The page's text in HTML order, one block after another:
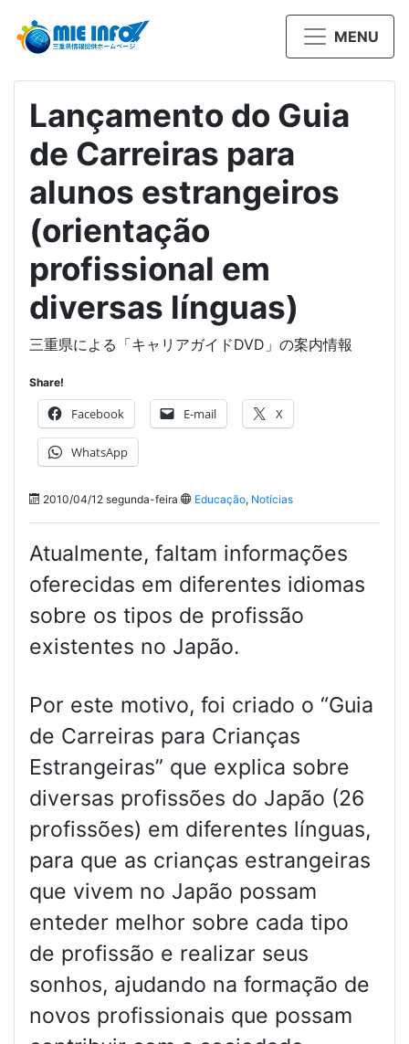
MENU
Lançamento do Guia
de Carreiras para
alunos estrangeiros
(orientação
profissional em
diversas línguas)
三重県による「キャリアガイドDVD」の案内情報
Share!
Facebook E-mail X
WhatsApp
2010/04/12 segunda-feira Educação, Notícias
Atualmente, faltam informações
oferecidas em diferentes idiomas
sobre os tipos de profissão
existentes no Japão.
Por este motivo, foi criado o “Guia
de Carreiras para Crianças
Estrangeiras” que explica sobre
diversas profissões do Japão (26
profissões) em diferentes línguas,
para que as crianças estrangeiras
que vivem no Japão possam
enteder melhor sobre cada tipo
de profissão e realizar seus
sonhos, ajudando na formação de
novos profissionais que possam